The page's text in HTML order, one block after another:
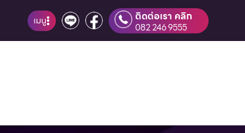
เมนู ติดต่อเรา คลิก
082 246 9555